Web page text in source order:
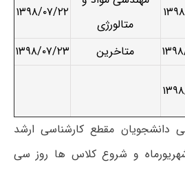
۱۰
متالورژی
۱۳۹۸/۰۷/۲۲
۱۳ متاخرین
۱۳۹۸/۰۷/۲۳
۱۴
دانشجویان مقطع کارشناسی ارشد
۱۳۹۸، ۲۳ تا ۲۷ شهریورماه و شروع کلاس ها روز سی